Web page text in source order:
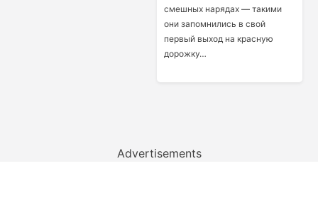
смешных нарядах — такими
они запомнились в свой
первый выход на красную
дорожку…
Advertisements